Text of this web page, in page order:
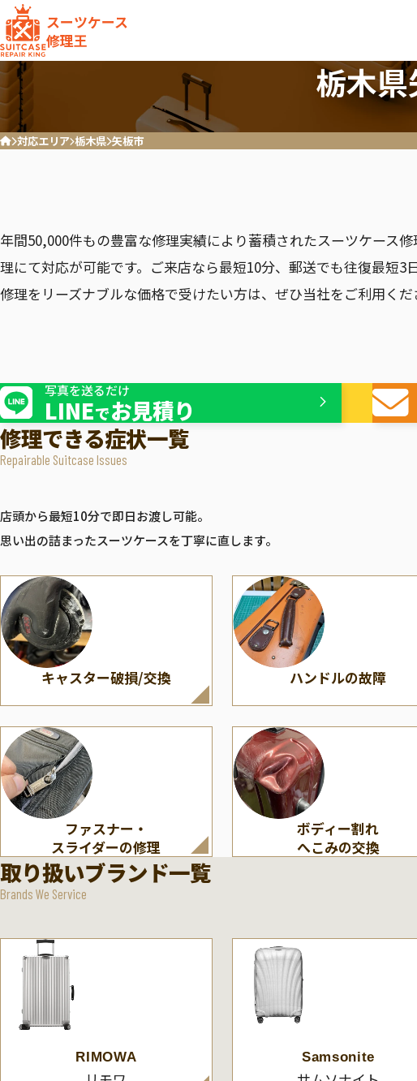
スーツケース
修理王
スライダーの修理
ゼロハリバートン トゥミ
栃木
ホーム対応エリア 栃木県 矢板市
年間50,000件もの豊富な修理実績により蓄積されたスーツケース
理にて対応が可能です。ご来店なら最短10分、郵送でも往復最短
修理をリーズナブルな価格で受けたい方は、ぜひ当社をご利用くだ
写真を送るだけ
LINEでお見積り
修理できる症状一覧
Repairable Suitcase Issues
店頭から最短10分で即日お渡し可能。
思い出の詰まったスーツケースを丁寧に直します。
キャスター破損/交換 ハンドルの故障
ファスナー・
スライダーの修理
ボディー割れ
へこみの交換
取り扱いブランド一覧
Brands We Service
RIMOWA Samsonite